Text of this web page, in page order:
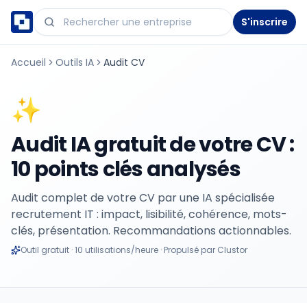
S'inscrire
Accueil Outils IA Audit CV
✨
Audit IA gratuit de votre CV :
10 points clés analysés
Audit complet de votre CV par une IA spécialisée
recrutement IT : impact, lisibilité, cohérence, mots-
clés, présentation. Recommandations actionnables.
Outil gratuit · 10 utilisations/heure · Propulsé par Clustor